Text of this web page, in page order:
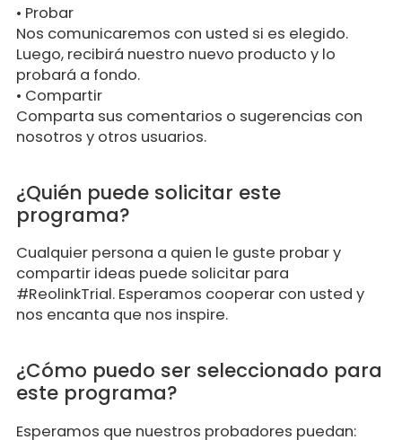
• Probar
Nos comunicaremos con usted si es elegido.
Luego, recibirá nuestro nuevo producto y lo
probará a fondo.
• Compartir
Comparta sus comentarios o sugerencias con
nosotros y otros usuarios.
¿Quién puede solicitar este
programa?
Cualquier persona a quien le guste probar y
compartir ideas puede solicitar para
#ReolinkTrial. Esperamos cooperar con usted y
nos encanta que nos inspire.
¿Cómo puedo ser seleccionado para
este programa?
Esperamos que nuestros probadores puedan: